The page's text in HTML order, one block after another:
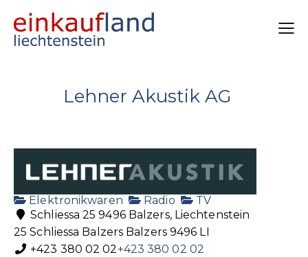
Lehner Akustik AG
Elektronikwaren Radio
TV
Schliessa 25 9496 Balzers, Liechtenstein
25 Schliessa Balzers Balzers 9496 LI
+423 380 02 02+423 380 02 02